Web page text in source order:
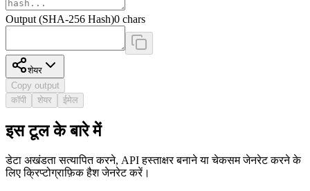
Output (SHA-256 Hash)0 chars
शेयर
Copy output
कॉपी
शेयर ईमेल
इस टूल के बारे में
डेटा अखंडता सत्यापित करने, API हस्ताक्षर बनाने या चेकसम जेनरेट करने के
लिए क्रिप्टोग्राफ़िक हैश जेनरेट करें।